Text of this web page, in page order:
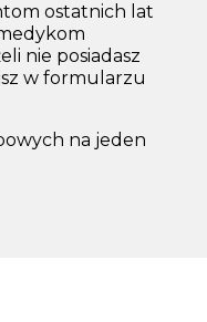
ostatnich lat
nie posiadasz
w formularzu
na jeden